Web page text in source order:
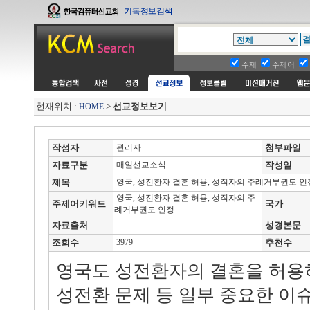
주제 주제어
현재위치 : HOME > 선교정보보기
작성자 관리자
첨부파일
자료구분
매일선교소식
작성일
제목
영국, 성전환자 결혼 허용, 성직자의 주례거부권도 인
주제어키워드
영국, 성전환자 결혼 허용, 성직자의 주
례거부권도 인정
국가
자료출처
성경본문
조회수
3979 추천수
영국도 성전환자의 결혼을 허
성전환 문제 등 일부 중요한 이